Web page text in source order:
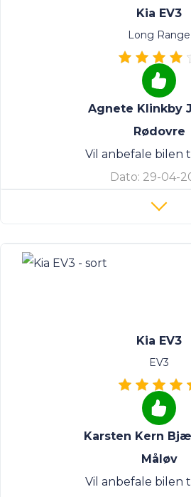
Kia EV3
Long Range
Agnete Klinkby
Rødovre
Vil anbefale bilen
Dato: 29-04-
Kia EV3
EV3
Karsten Kern
Måløv
Vil anbefale bilen